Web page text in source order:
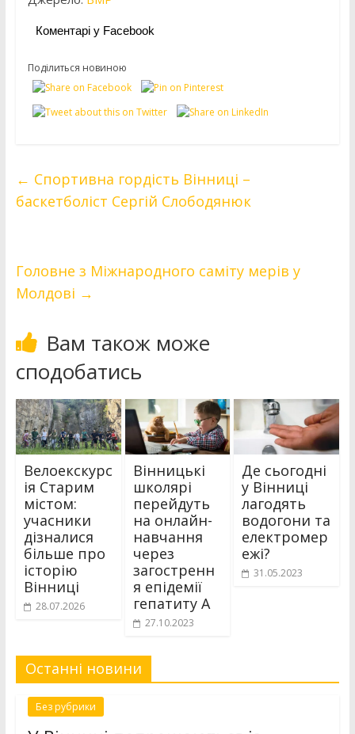
Коментарі у Facebook
Поділиться новиною
← Спортивна гордість Вінниці –
баскетболіст Сергій Слободянюк
Головне з Міжнародного саміту мерів у
Молдові →
Вам також може
сподобатись
Велоекскурс
ія Старим
містом:
учасники
дізналися
більше про
історію
Вінниці
28.07.2026
Вінницькі
школярі
перейдуть
на онлайн-
навчання
через
загостренн
я епідемії
гепатиту А
27.10.2023
Де сьогодні
у Вінниці
лагодять
водогони та
електромер
ежі?
31.05.2023
Останні новини
Без рубрики